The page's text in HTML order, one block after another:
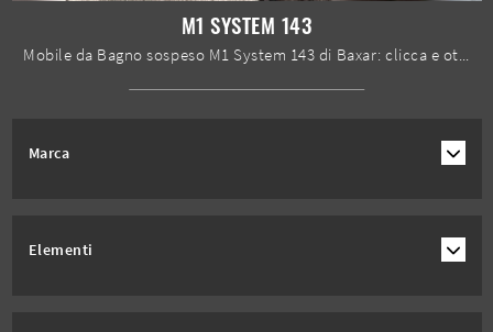
Marca
Elementi
M1 SYSTEM 143